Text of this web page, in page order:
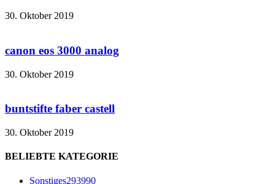
30. Oktober 2019
canon eos 3000 analog
30. Oktober 2019
buntstifte faber castell
30. Oktober 2019
BELIEBTE KATEGORIE
Sonstiges293990